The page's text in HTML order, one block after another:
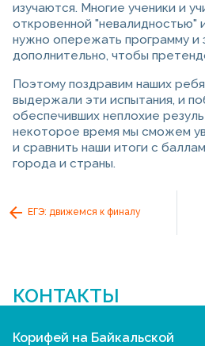
изучаются. Многие ученики и
откровенной "невалидностью"
нужно опережать программу и
дополнительно, чтобы
Поэтому поздравим наших
выдержали эти испытания, и
обеспечивших неплохие
некоторое время мы сможем
и сравнить наши итоги с
города и страны.
ЕГЭ: движемся к финалу
КОНТАКТЫ
Корифей на Байкальской